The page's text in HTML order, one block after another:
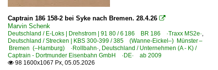
Captrain 186 158-2 bei Syke nach Bremen. 28.4.26 
Marvin Schenk
Deutschland / E-Loks | Drehstrom | 91 80 / 6 186 BR 186 ·Traxx MS2e·,
Deutschland / Strecken | KBS 300-399 / 385 (Wanne-Eickel–) Münster –
Bremen (–Hamburg) ·Rollbahn·, Deutschland / Unternehmen (A - K) /
Captrain - Dortmunder Eisenbahn GmbH ·DE· ab 2009
 98 1600x1067 Px, 05.05.2026